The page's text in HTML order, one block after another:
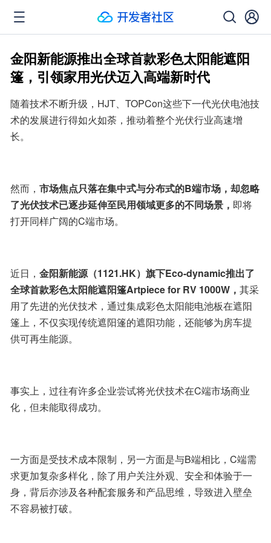
金阳新能源推出全球首款彩色太阳能遮阳
篷，引领家用光伏迈入高端新时代
随着技术不断升级，HJT、TOPCon这些下一代光伏电池技
术的发展进行得如火如荼，推动着整个光伏行业高速增
长。
然而， 市场焦点只落在集中式与分布式的B端市场，却忽略
了光伏技术已逐步延伸至民用领域更多的不同场景， 即将
打开同样广阔的C端市场。
近日， 金阳新能源（1121.HK）旗下Eco-dynamic推出了
全球首款彩色太阳能遮阳篷Artpiece for RV 1000W， 其采
用了先进的光伏技术，通过集成彩色太阳能电池板在遮阳
篷上，不仅实现传统遮阳篷的遮阳功能，还能够为房车提
供可再生能源。
事实上，过往有许多企业尝试将光伏技术在C端市场商业
化，但未能取得成功。
一方面是受技术成本限制，另一方面是与B端相比，C端需
求更加复杂多样化，除了用户关注外观、安全和体验于一
身，背后亦涉及各种配套服务和产品思维，导致进入壁垒
不容易被打破。